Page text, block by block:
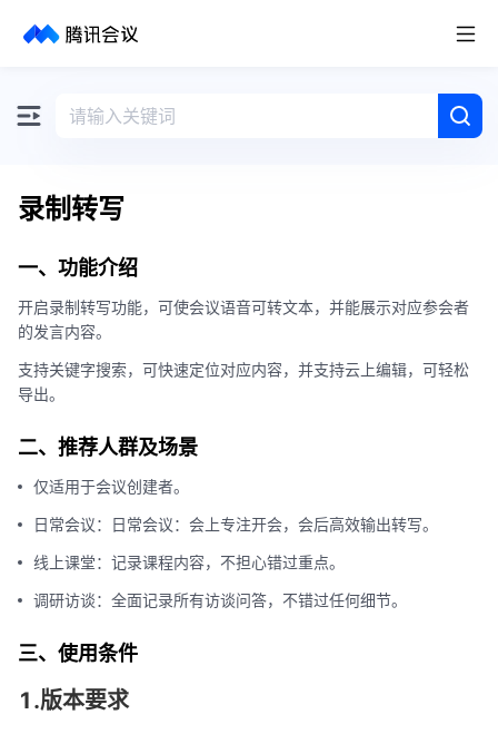
取消
录制转写
一、功能介绍
开启录制转写功能，可使会议语音可转文本，并能展示对应参会者
的发言内容。
支持关键字搜索，可快速定位对应内容，并支持云上编辑，可轻松
导出。
二、推荐人群及场景
仅适用于会议创建者。
日常会议：日常会议：会上专注开会，会后高效输出转写。
线上课堂：记录课程内容，不担心错过重点。
调研访谈：全面记录所有访谈问答，不错过任何细节。
三、使用条件
1.版本要求